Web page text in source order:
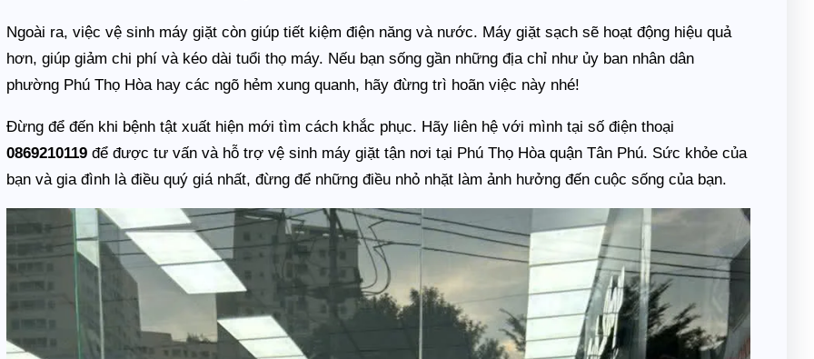
Ngoài ra, việc vệ sinh máy giặt còn giúp tiết kiệm điện năng và nước. Máy giặt sạch sẽ hoạt động hiệu quả
hơn, giúp giảm chi phí và kéo dài tuổi thọ máy. Nếu bạn sống gần những địa chỉ như ủy ban nhân dân
phường Phú Thọ Hòa hay các ngõ hẻm xung quanh, hãy đừng trì hoãn việc này nhé!
Đừng để đến khi bệnh tật xuất hiện mới tìm cách khắc phục. Hãy liên hệ với mình tại số điện thoại
0869210119 để được tư vấn và hỗ trợ vệ sinh máy giặt tận nơi tại Phú Thọ Hòa quận Tân Phú. Sức khỏe của
bạn và gia đình là điều quý giá nhất, đừng để những điều nhỏ nhặt làm ảnh hưởng đến cuộc sống của bạn.